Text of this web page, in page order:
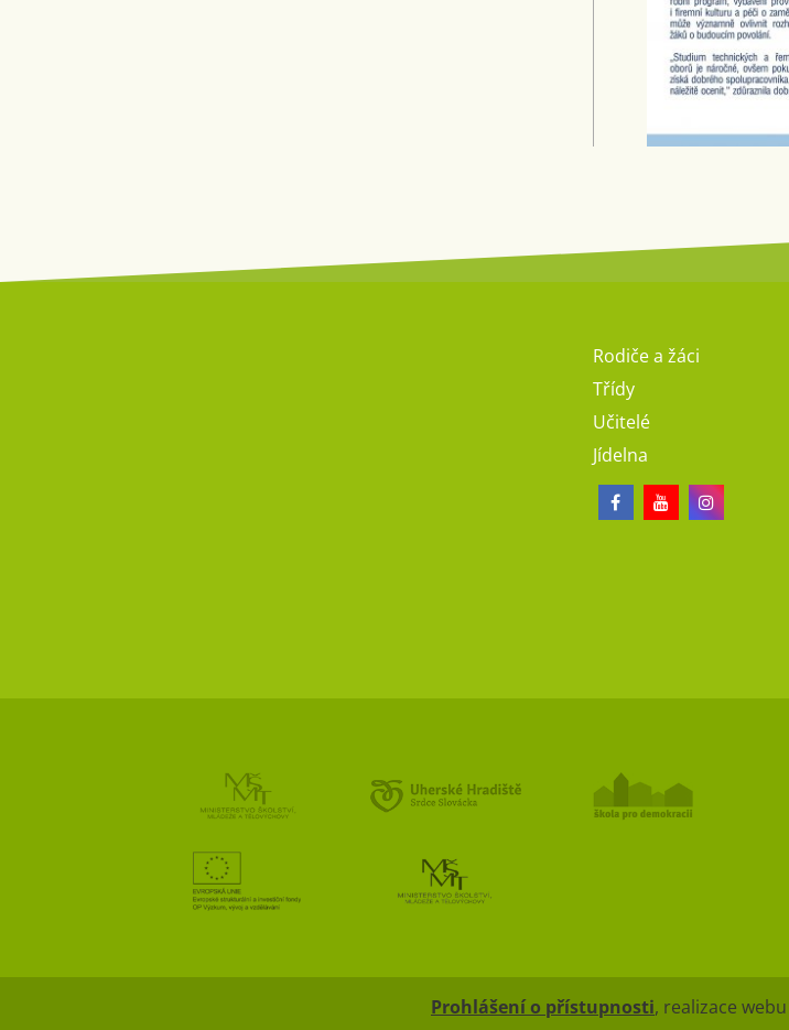
Rodiče a žáci
Třídy
Učitelé
Jídelna
Prohlášení o přístupnosti, realizace webu